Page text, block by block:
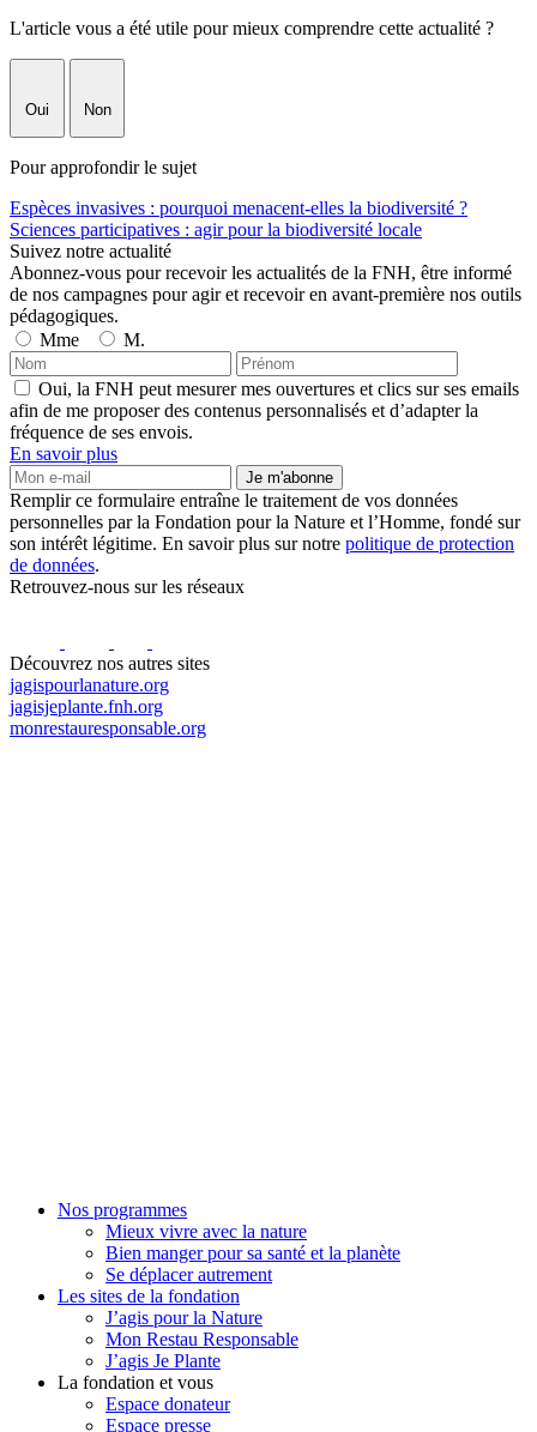
L'article vous a été utile pour mieux comprendre cette actualité ?
Oui Non
Pour approfondir le sujet
Espèces invasives : pourquoi menacent-elles la biodiversité ?
Sciences participatives : agir pour la biodiversité locale
Suivez notre actualité
Abonnez-vous pour recevoir les actualités de la FNH, être informé
de nos campagnes pour agir et recevoir en avant-première nos outils
pédagogiques.
Mme
M.
Oui, la FNH peut mesurer mes ouvertures et clics sur ses emails
afin de me proposer des contenus personnalisés et d’adapter la
fréquence de ses envois.
En savoir plus
Je m'abonne
Remplir ce formulaire entraîne le traitement de vos données
personnelles par la Fondation pour la Nature et l’Homme, fondé sur
son intérêt légitime. En savoir plus sur notre politique de protection
de données.
Retrouvez-nous sur les réseaux
Découvrez nos autres sites
jagispourlanature.org
jagisjeplante.fnh.org
monrestauresponsable.org
Nos programmes
Mieux vivre avec la nature
Bien manger pour sa santé et la planète
Se déplacer autrement
Les sites de la fondation
J’agis pour la Nature
Mon Restau Responsable
J’agis Je Plante
La fondation et vous
Espace donateur
Espace presse